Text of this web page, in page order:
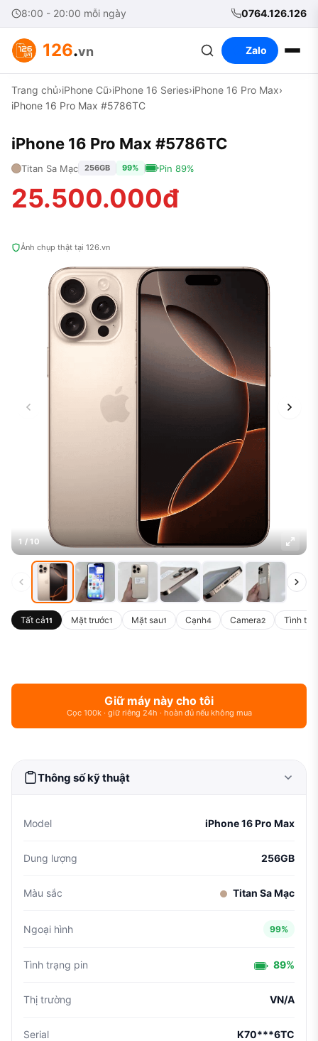
8:00 - 20:00 mỗi ngày 0764.126.126
126.vn Zalo
Trang chủ›iPhone Cũ›iPhone 16 Series›iPhone 16 Pro Max›
iPhone 16 Pro Max #5786TC
Ảnh chụp thật tại 126.vn
1 / 10
Tất cả11 Mặt trước1 Mặt sau1 Cạnh4 Camera2 Tình
iPhone 16 Pro Max #5786TC
Titan Sa Mạc 256GB 99% Pin 89%
25.500.000đ
Giữ máy này cho tôi
Cọc 100k · giữ riêng 24h · hoàn đủ nếu không mua
Thông số kỹ thuật
Model iPhone 16 Pro Max
Dung lượng 256GB
Màu sắc Titan Sa Mạc
Ngoại hình 99%
Tình trạng pin 89%
Thị trường VN/A
Serial K70***6TC